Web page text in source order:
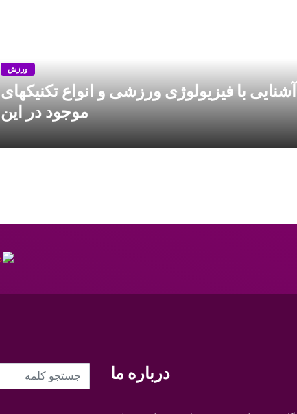
ورزش
آشنایی با فیزیولوژی ورزشی و انواع تکنیکهای
موجود در این
درباره ما